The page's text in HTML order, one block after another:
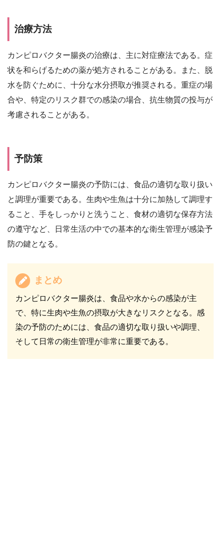
治療方法
カンピロバクター腸炎の治療は、主に対症療法である。症
状を和らげるための薬が処方されることがある。また、脱
水を防ぐために、十分な水分摂取が推奨される。重症の場
合や、特定のリスク群での感染の場合、抗生物質の投与が
考慮されることがある。
予防策
カンピロバクター腸炎の予防には、食品の適切な取り扱い
と調理が重要である。生肉や生魚は十分に加熱して調理す
ること、手をしっかりと洗うこと、食材の適切な保存方法
の遵守など、日常生活の中での基本的な衛生管理が感染予
防の鍵となる。
まとめ
カンピロバクター腸炎は、食品や水からの感染が主
で、特に生肉や生魚の摂取が大きなリスクとなる。感
染の予防のためには、食品の適切な取り扱いや調理、
そして日常の衛生管理が非常に重要である。